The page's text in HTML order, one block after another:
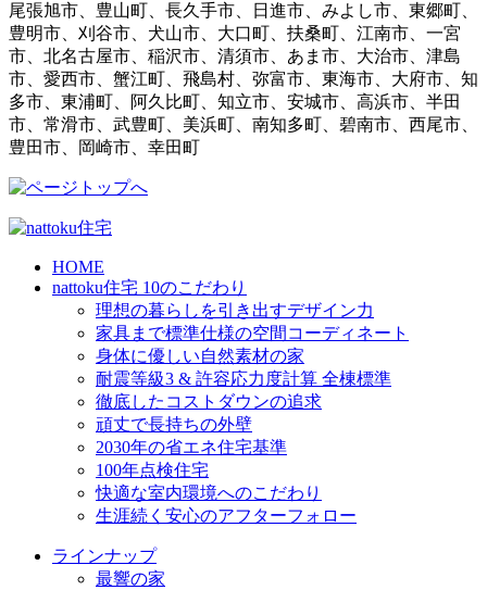
尾張旭市、豊山町、長久手市、日進市、みよし市、東郷町、
豊明市、刈谷市、犬山市、大口町、扶桑町、江南市、一宮
市、北名古屋市、稲沢市、清須市、あま市、大治市、津島
市、愛西市、蟹江町、飛島村、弥富市、東海市、大府市、知
多市、東浦町、阿久比町、知立市、安城市、高浜市、半田
市、常滑市、武豊町、美浜町、南知多町、碧南市、西尾市、
豊田市、岡崎市、幸田町
HOME
nattoku住宅 10のこだわり
理想の暮らしを引き出すデザイン力
家具まで標準仕様の空間コーディネート
身体に優しい自然素材の家
耐震等級3 & 許容応力度計算 全棟標準
徹底したコストダウンの追求
頑丈で長持ちの外壁
2030年の省エネ住宅基準
100年点検住宅
快適な室内環境へのこだわり
生涯続く安心のアフターフォロー
ラインナップ
最響の家